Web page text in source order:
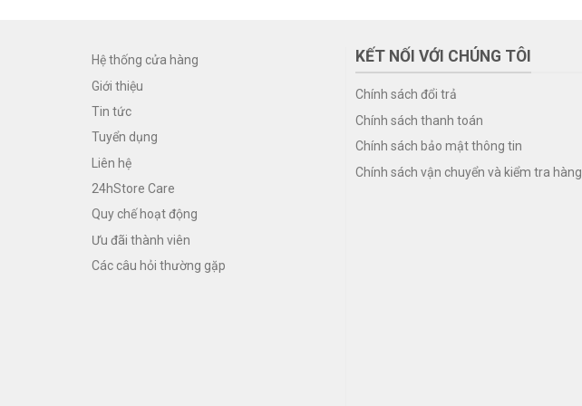
Hệ thống cửa hàng
Giới thiệu
Tin tức
Tuyển dụng
Liên hệ
24hStore Care
Quy chế hoạt động
Ưu đãi thành viên
Các câu hỏi thường gặp
KẾT NỐI VỚI CHÚNG TÔI
Chính sách đổi trả
Chính sách thanh toán
Chính sách bảo mật thông tin
Chính sách vận chuyển và kiểm tra hàng